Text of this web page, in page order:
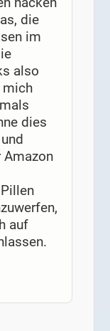
die
im
also
mich
dies
Amazon
auf